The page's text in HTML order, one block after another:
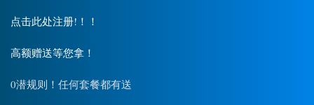
点击此处注册!！！
高额赠送等您拿！
0潜规则！任何套餐都有送